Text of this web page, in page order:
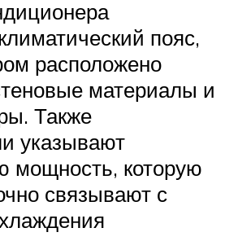
пояс,
расположено
материалы и
Также
указывают
мощность, которую
связывают с